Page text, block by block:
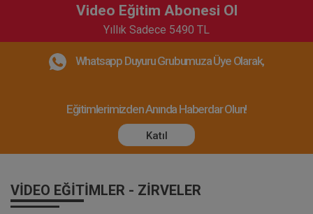
Video Eğitim Abonesi Ol
Yıllık Sadece 5490 TL
Whatsapp Duyuru Grubumuza Üye Olarak,
Eğitimlerimizden Anında Haberdar Olun!
Katıl
VIDEO EĞITIMLER - ZIRVELER